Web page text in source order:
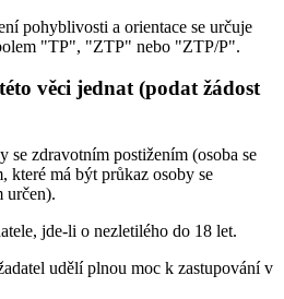
pohyblivosti a orientace se určuje
"TP", "ZTP" nebo "ZTP/P".
věci jednat (podat žádost
se zdravotním postižením (osoba se
které má být průkaz osoby se
určen).
jde-li o nezletilého do 18 let.
udělí plnou moc k zastupování v